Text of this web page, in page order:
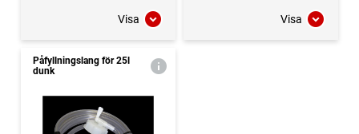
Visa Visa
Påfyllningslang för 25l
dunk